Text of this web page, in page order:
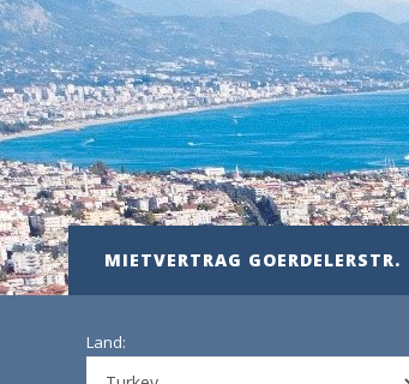
MIETVERTRAG GOERDELERSTR.
Land: